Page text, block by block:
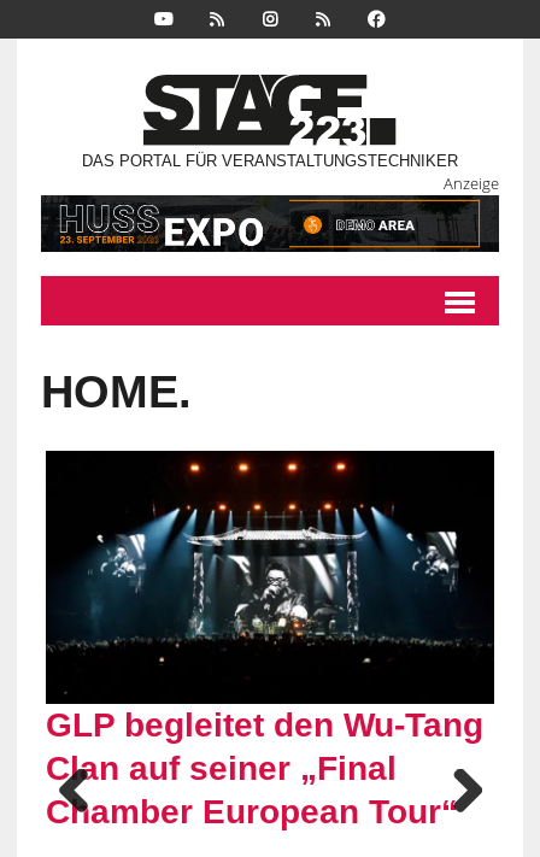
DAS PORTAL FÜR VERANSTALTUNGSTECHNIKER
Anzeige
HOME.
GLP begleitet den Wu-Tang
Clan auf seiner „Final
Chamber European Tour“
Infinity CHIMP G3 steht im
Mittelpunkt des
ausverkauften ParkCity
Michel Malbranc verstärkt
GLP-Vertrieb im Nordosten
Deutschlands
dBTechnologies VIO liefert
den Sound zum 40. CCR-
Jubiläum: The BossHoss
RCF Germany GmbH baut
Install-Sound-Kompetenz
weiter aus: Jens Friedrich
Sinus Event-Technik GmbH
startete das erste Halbjahr
2026 mit neuen und
Präzise Beschallung für ein
Festival der Superlative –
Woodstock der Blasmusik
Prev